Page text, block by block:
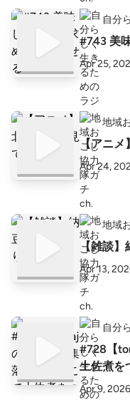
自分
#743 美
Apr 25,
地域
【アニメ
Apr 24,
地域
【雑談】
Apr 13,
自分
#728【
土佐煮を
Apr 9, 2026